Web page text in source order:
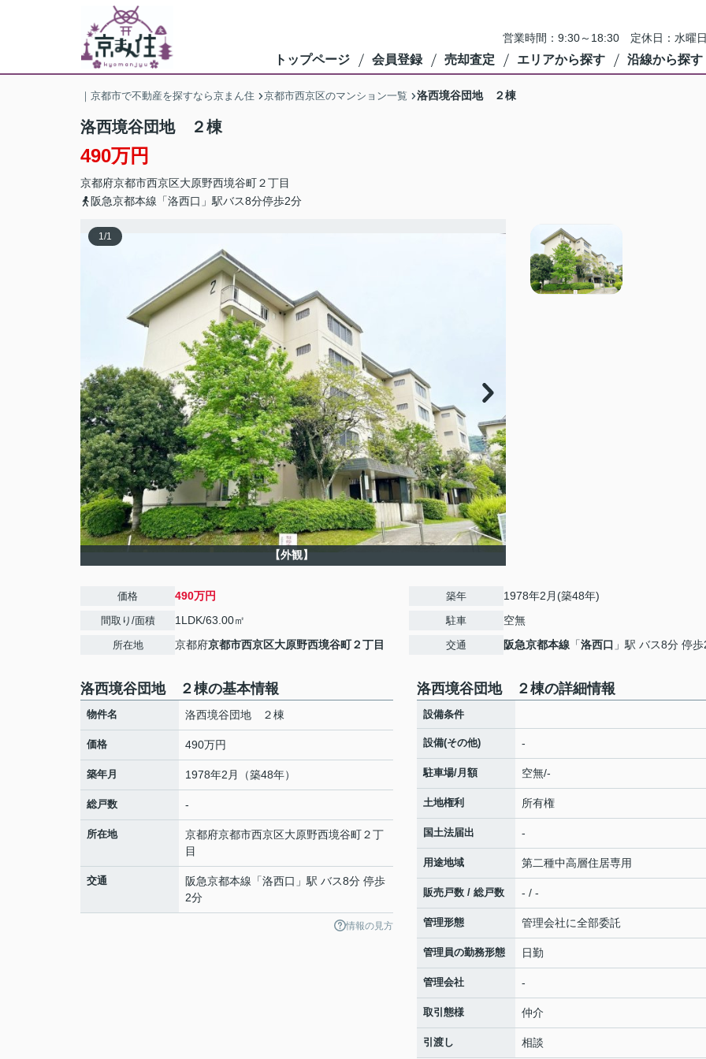
営業時間：9:30～18:30 定休日：水曜
トップページ 会員登録 売却査定 エリアから探す 沿線から探す
｜京都市で不動産を探すなら京まん住 京都市西京区のマンション一覧 洛西境谷団地 ２棟
洛西境谷団地 ２棟
490万円
京都府京都市西京区大原野西境谷町２丁目
阪急京都本線「洛西口」駅バス8分停歩2分
1/1
【外観】
価格 490万円
間取り/面積 1LDK/63.00㎡
所在地 京都府京都市西京区大原野西境谷町２丁目
築年 1978年2月(築48年)
駐車 空無
交通 阪急京都本線 「洛西口 」駅 バス8分 停
洛西境谷団地 ２棟の基本情報
物件名 洛西境谷団地 ２棟
価格 490万円
築年月 1978年2月（築48年）
総戸数 -
所在地 京都府京都市西京区大原野西境谷町２丁
目
交通 阪急京都本線 「洛西口 」駅 バス8分 停歩
2分
情報の見方
洛西境谷団地 ２棟の詳細情報
設備条件
設備(その他) -
駐車場/月額 空無/-
土地権利 所有権
国土法届出 -
用途地域 第二種中高層住居専用
販売戸数 / 総戸数 - / -
管理形態 管理会社に全部委託
管理員の勤務形態 日勤
管理会社 -
取引態様 仲介
引渡し 相談